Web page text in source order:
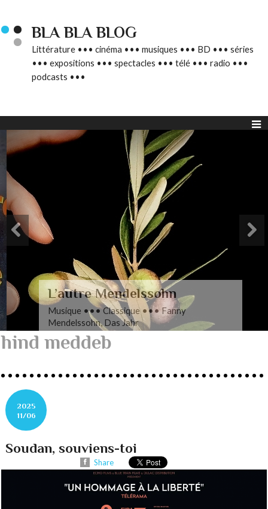
BLA BLA BLOG
Littérature ••• cinéma ••• musiques ••• BD ••• séries
••• expositions ••• spectacles ••• télé ••• radio •••
podcasts •••
L’autre Mendelssohn
Musique ••• Classique ••• Fanny
Mendelssohn, Das Jahr
hind meddeb
2025
11/06
Soudan, souviens-toi
Share